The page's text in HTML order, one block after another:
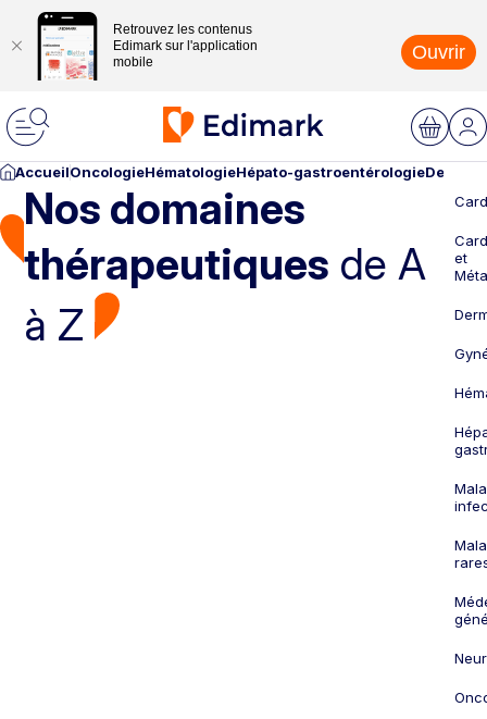
Retrouvez les contenus
Edimark sur l'application
mobile
Ouvrir
AccueilOncologieHématologieHépato-gastroentérologie
Nos domaines
thérapeutiques de A
à Z
et